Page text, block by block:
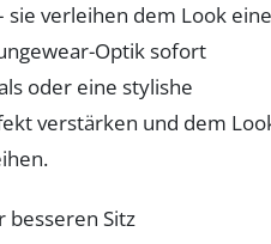
sie verleihen dem Look
Optik sofort
oder eine stylishe
verstärken und dem
Sitz